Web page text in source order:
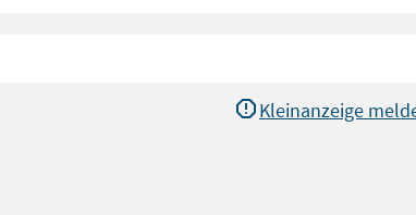
Kleinanzeige